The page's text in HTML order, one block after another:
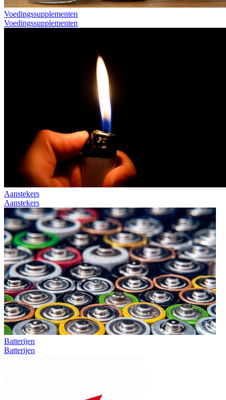
Voedingssupplementen
Voedingssupplementen
Aanstekers
Aanstekers
Batterijen
Batterijen